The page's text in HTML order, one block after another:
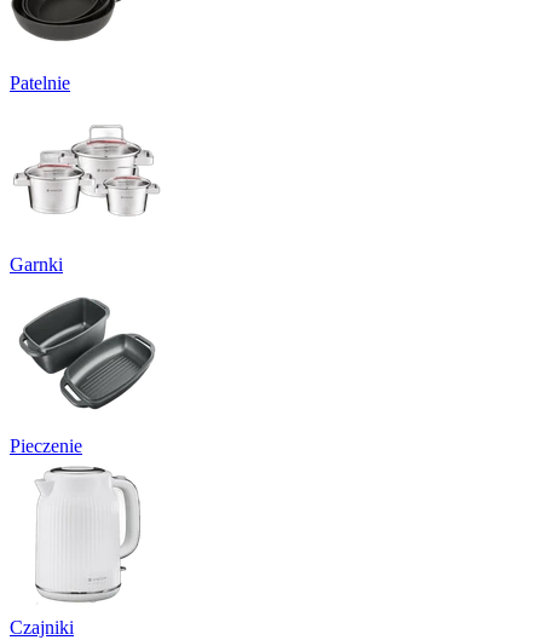
Patelnie
Garnki
Pieczenie
Czajniki